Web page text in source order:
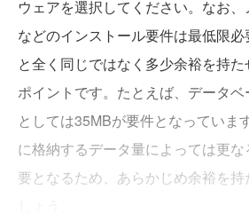
ウェアを選択してください。なお
などのインストール要件は最低限
と全く同じではなく多少余裕を持
ポイントです。たとえば、データ
としては35MBが要件となっていま
に格納するデータ量によっては更
要となるため、あらかじめ余裕を